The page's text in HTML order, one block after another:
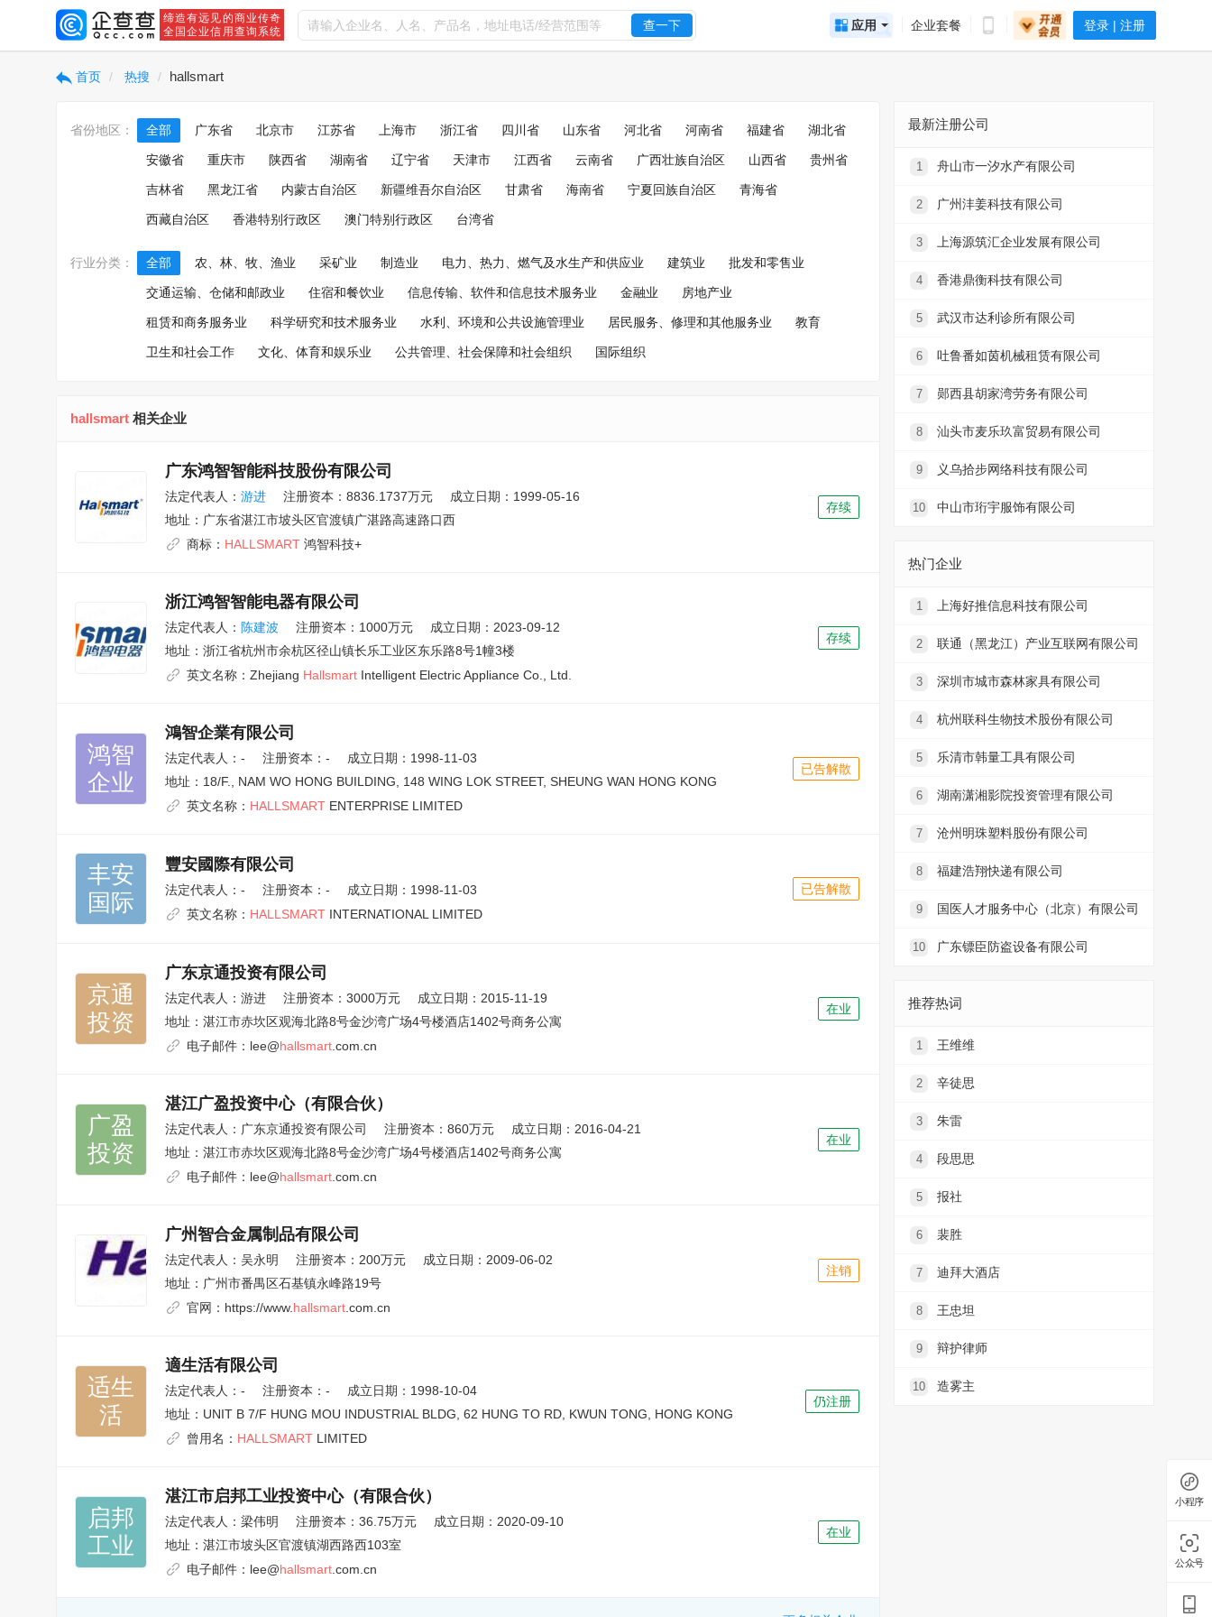
缔造有远见的商业传奇
全国企业信用查询系统
查一下 应用 企业套餐 登录 | 注册
首页 热搜 hallsmart
省份地区： 全部 广东省 北京市 江苏省 上海市 浙江省 四川省 山东省 河北省 河南省 福建省 湖北省
安徽省 重庆市 陕西省 湖南省 辽宁省 天津市 江西省 云南省 广西壮族自治区 山西省 贵州省
吉林省 黑龙江省 内蒙古自治区 新疆维吾尔自治区 甘肃省 海南省 宁夏回族自治区 青海省
西藏自治区 香港特别行政区 澳门特别行政区 台湾省
行业分类： 全部 农、林、牧、渔业 采矿业 制造业 电力、热力、燃气及水生产和供应业 建筑业 批发和零售业
交通运输、仓储和邮政业 住宿和餐饮业 信息传输、软件和信息技术服务业 金融业 房地产业
租赁和商务服务业 科学研究和技术服务业 水利、环境和公共设施管理业 居民服务、修理和其他服务业 教育
卫生和社会工作 文化、体育和娱乐业 公共管理、社会保障和社会组织 国际组织
hallsmart 相关企业
广东鸿智智能科技股份有限公司
法定代表人： 游进 注册资本：8836.1737万元
成立日期：1999-05-16
地址： 广东省湛江市坡头区官渡镇广湛路高速路口西
商标： HALLSMART 鸿智科技+
存续
浙江鸿智智能电器有限公司
法定代表人： 陈建波 注册资本：1000万元
成立日期：2023-09-12
地址： 浙江省杭州市余杭区径山镇长乐工业区东乐路8号1幢3楼
英文名称： Zhejiang Hallsmart Intelligent Electric Appliance Co., Ltd.
存续
鸿智
企业
鴻智企業有限公司
法定代表人： - 注册资本：-
成立日期：1998-11-03
地址： 18/F., NAM WO HONG BUILDING, 148 WING LOK STREET, SHEUNG WAN HONG KONG
英文名称： HALLSMART ENTERPRISE LIMITED
已告解散
丰安
国际
豐安國際有限公司
法定代表人： - 注册资本：-
成立日期：1998-11-03
英文名称： HALLSMART INTERNATIONAL LIMITED
已告解散
京通
投资
广东京通投资有限公司
法定代表人： 游进 注册资本：3000万元
成立日期：2015-11-19
地址： 湛江市赤坎区观海北路8号金沙湾广场4号楼酒店1402号商务公寓
电子邮件： lee@hallsmart .com.cn
在业
广盈
投资
湛江广盈投资中心（有限合伙）
法定代表人： 广东京通投资有限公司 注册资本：860万元
成立日期：2016-04-21
地址： 湛江市赤坎区观海北路8号金沙湾广场4号楼酒店1402号商务公寓
电子邮件： lee@hallsmart .com.cn
在业
广州智合金属制品有限公司
法定代表人： 吴永明 注册资本：200万元
成立日期：2009-06-02
地址： 广州市番禺区石基镇永峰路19号
官网： https://www. hallsmart .com.cn
注销
适生
活
適生活有限公司
法定代表人： - 注册资本：-
成立日期：1998-10-04
地址： UNIT B 7/F HUNG MOU INDUSTRIAL BLDG, 62 HUNG TO RD, KWUN TONG, HONG KONG
曾用名： HALLSMART LIMITED
仍注册
启邦
工业
湛江市启邦工业投资中心（有限合伙）
法定代表人： 梁伟明 注册资本：36.75万元
成立日期：2020-09-10
地址： 湛江市坡头区官渡镇湖西路西103室
电子邮件： lee@hallsmart .com.cn
在业
最新注册公司
1 舟山市一汐水产有限公司
2 广州沣姜科技有限公司
3 上海源筑汇企业发展有限公司
4 香港鼎衡科技有限公司
5 武汉市达利诊所有限公司
6 吐鲁番如茵机械租赁有限公司
7 郧西县胡家湾劳务有限公司
8 汕头市麦乐玖富贸易有限公司
9 义乌拾步网络科技有限公司
10 中山市珩宇服饰有限公司
热门企业
1 上海好推信息科技有限公司
2 联通（黑龙江）产业互联网有限公司
3 深圳市城市森林家具有限公司
4 杭州联科生物技术股份有限公司
5 乐清市韩量工具有限公司
6 湖南潇湘影院投资管理有限公司
7 沧州明珠塑料股份有限公司
8 福建浩翔快递有限公司
9 国医人才服务中心（北京）有限公司
10 广东镖臣防盗设备有限公司
推荐热词
1 王维维
2 辛徒思
3 朱雷
4 段思思
5 报社
6 裴胜
7 迪拜大酒店
8 王忠坦
9 辩护律师
10 造雾主
小程序
公众号